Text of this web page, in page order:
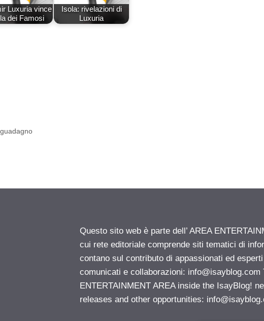
Luxuria vince
dei Famosi
Isola: rivelazioni di
Luxuria
Questo sito web è parte dell’ AREA
cui rete editoriale comprende siti tematici di
contano sul contributo di appassionati ed
comunicati e collaborazioni: info@isayblog.com
ENTERTAINMENT AREA inside the IsayBlog!
releases and other opportunities: